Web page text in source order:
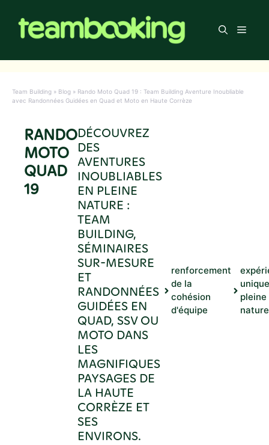
contenu
Menu
Team Building » Blog » Rando Moto Quad 19 : Team Building Aventure Inoubliable
avec Randonnées Guidées en Quad et Moto en Haute Corrèze
RANDO
MOTO
QUAD
19
DÉCOUVREZ
DES
AVENTURES
INOUBLIABLES
EN PLEINE
NATURE :
TEAM
BUILDING,
SÉMINAIRES
SUR-MESURE
ET
RANDONNÉES
GUIDÉES EN
QUAD, SSV OU
MOTO DANS
LES
MAGNIFIQUES
PAYSAGES DE
LA HAUTE
CORRÈZE ET
SES
ENVIRONS.
renforcement
de la
cohésion
d'équipe
pleine
nature